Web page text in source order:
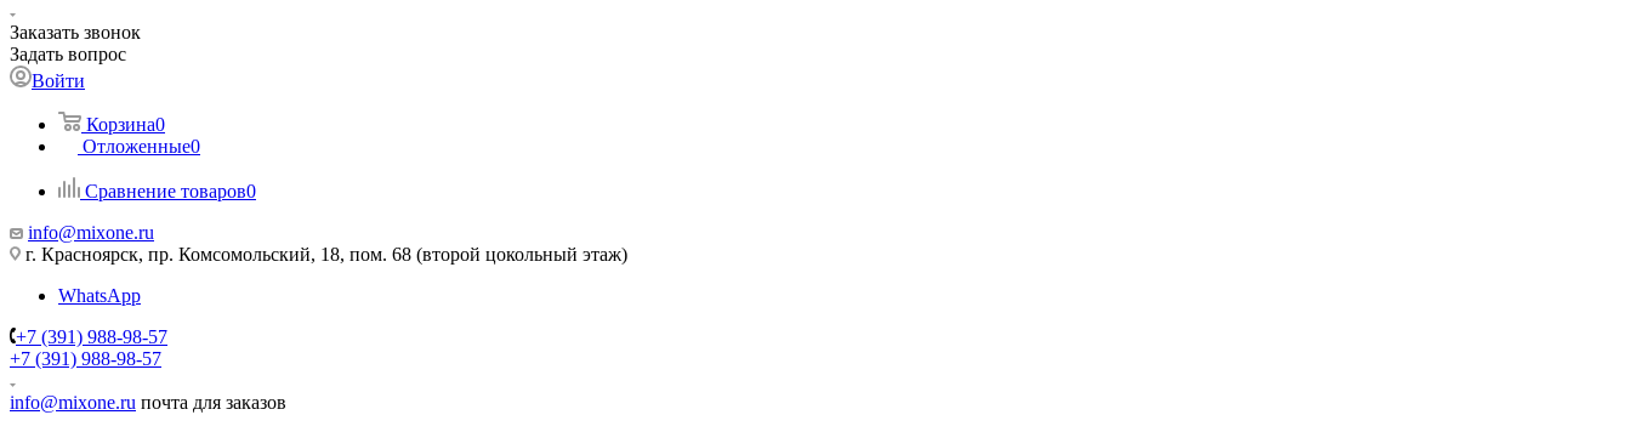
Заказать звонок
Задать вопрос
Войти
Корзина0
Отложенные0
Сравнение товаров0
info@mixone.ru
г. Красноярск, пр. Комсомольский, 18, пом. 68 (второй цокольный этаж)
WhatsApp
+7 (391) 988-98-57
+7 (391) 988-98-57
info@mixone.ru почта для заказов